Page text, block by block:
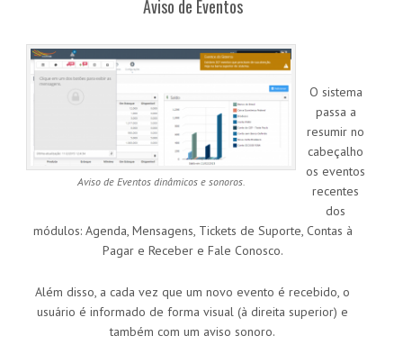
Aviso de Eventos
Aviso de Eventos dinâmicos e sonoros.
O sistema
passa a
resumir no
cabeçalho
os eventos
recentes
dos
módulos: Agenda, Mensagens, Tickets de Suporte, Contas à
Pagar e Receber e Fale Conosco.
Além disso, a cada vez que um novo evento é recebido, o
usuário é informado de forma visual (à direita superior) e
também com um aviso sonoro.